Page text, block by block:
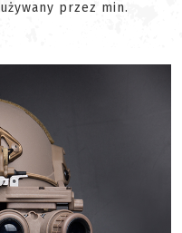
używany przez min.